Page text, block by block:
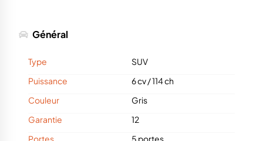
Général
Type
SUV
Puissance
6 cv/114 ch
Couleur
Gris
Garantie
12
Portes
5 portes